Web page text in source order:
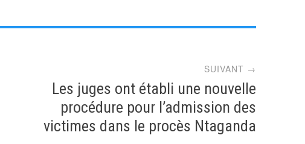
SUIVANT →
Les juges ont établi une nouvelle
procédure pour l’admission des
victimes dans le procès Ntaganda